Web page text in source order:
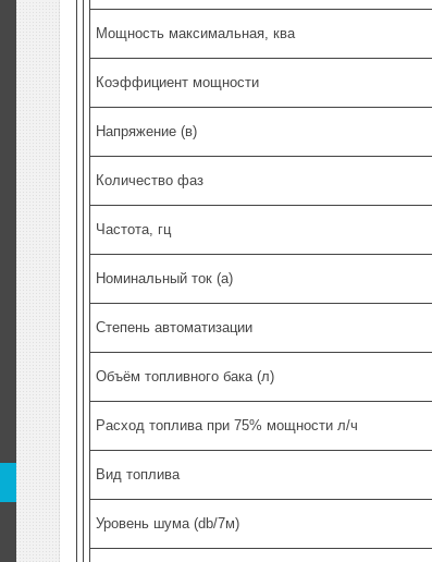
Мощность максимальная, ква
Коэффициент мощности
Напряжение (в)
Количество фаз
Частота, гц
Номинальный ток (а)
Степень автоматизации
Объём топливного бака (л)
Расход топлива при 75% мощности л/ч
Вид топлива
Уровень шума (db/7м)